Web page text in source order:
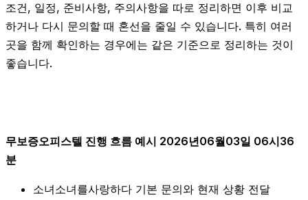
조건, 일정, 준비사항, 주의사항을 따로 정리하면 이후 비교
하거나 다시 문의할 때 혼선을 줄일 수 있습니다. 특히 여러
곳을 함께 확인하는 경우에는 같은 기준으로 정리하는 것이
좋습니다.
무보증오피스텔 진행 흐름 예시 2026년06월03일 06시36
분
소녀소녀를사랑하다 기본 문의와 현재 상황 전달